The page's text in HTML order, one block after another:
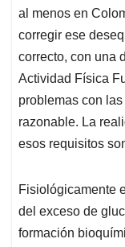
al menos en
corregir ese
correcto, con una
Actividad Física
problemas con
razonable. La
esos requisitos
Fisiológicamente
del exceso de
formación